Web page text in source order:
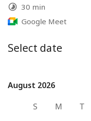
30 min
Google Meet
Select date
August 2026
August 2026
S
M T